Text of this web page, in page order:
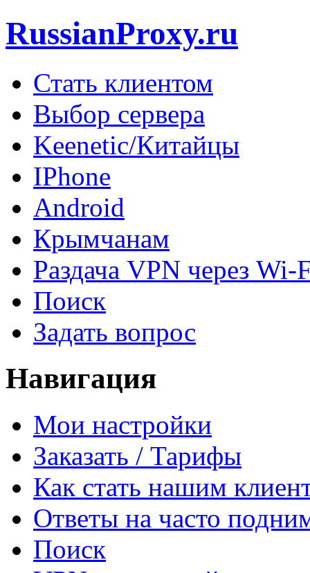
RussianProxy.ru
Стать клиентом
Выбор сервера
Keenetic/Китайцы
IPhone
Android
Крымчанам
Раздача VPN через Wi-
Поиск
Задать вопрос
Навигация
Мои настройки
Заказать / Тарифы
Как стать нашим
Ответы на часто
Поиск